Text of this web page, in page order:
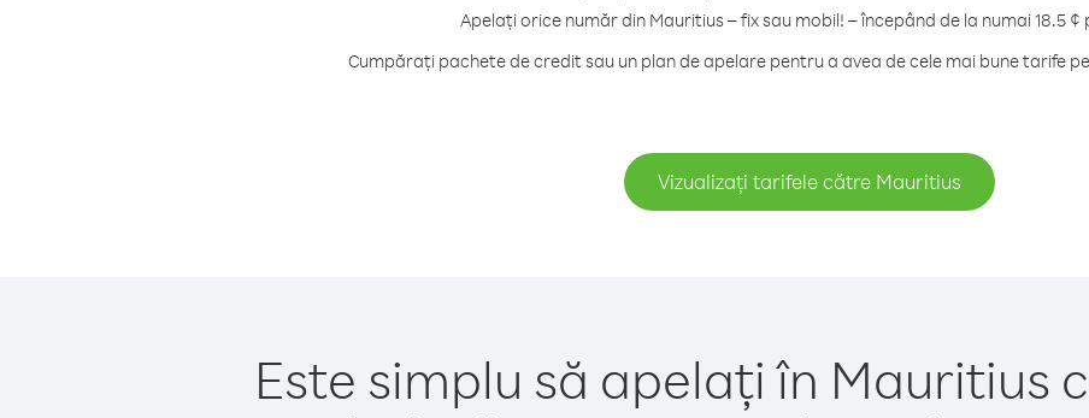
Apelați orice număr din Mauritius – fix sau mobil! – începând de la numai 18.5 ¢
Cumpărați pachete de credit sau un plan de apelare pentru a avea de cele mai bune tarife
Vizualizați tarifele către Mauritius
Este simplu să apelați în Mauritius